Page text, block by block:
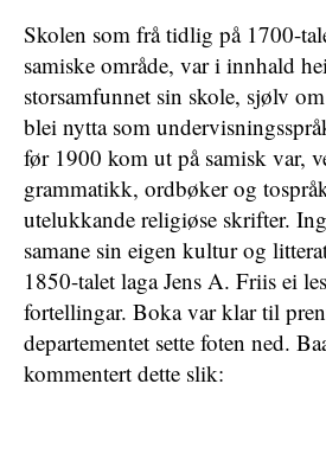
Skolen som frå tidlig på 1700-
samiske område, var i innhald
storsamfunnet sin skole, sjølv
blei nytta som
før 1900 kom ut på samisk var,
grammatikk, ordbøker og
utelukkande religiøse skrifter.
samane sin eigen kultur og
1850-talet laga Jens A. Friis ei
fortellingar. Boka var klar til
departementet sette foten ned.
kommentert dette slik: